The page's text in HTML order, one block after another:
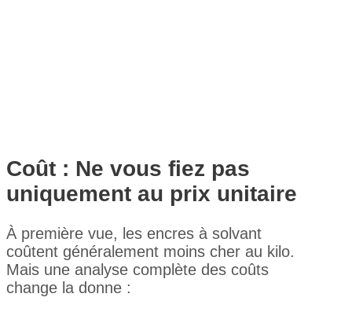
Coût : Ne vous fiez pas
uniquement au prix unitaire
À première vue, les encres à solvant
coûtent généralement moins cher au kilo.
Mais une analyse complète des coûts
change la donne :